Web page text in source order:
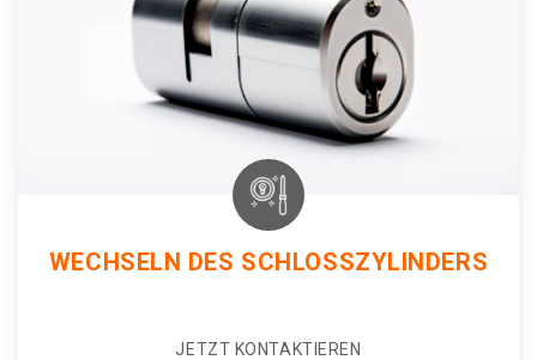
WECHSELN DES SCHLOSSZYLINDERS
JETZT KONTAKTIEREN